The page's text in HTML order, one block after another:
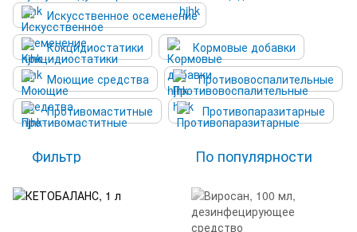
Искусственное осеменение
Кокцидиостатики
Кормовые добавки
Моющие средства
Противовоспалительные
Противомаститные
Противопаразитарные
Фильтр По популярности